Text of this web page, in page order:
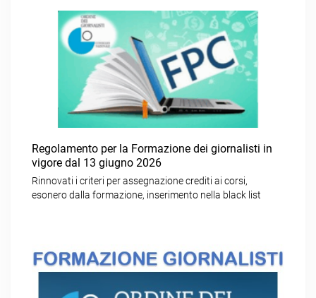
Regolamento per la Formazione dei giornalisti in
vigore dal 13 giugno 2026
Rinnovati i criteri per assegnazione crediti ai corsi,
esonero dalla formazione, inserimento nella black list